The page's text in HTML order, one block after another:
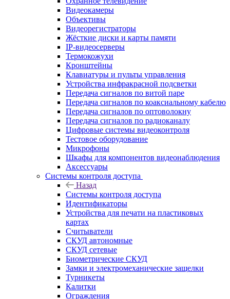
Видеокамеры
Объективы
Видеорегистраторы
Жёсткие диски и карты памяти
IP-видеосерверы
Термокожухи
Кронштейны
Клавиатуры и пульты управления
Устройства инфракрасной подсветки
Передача сигналов по витой паре
Передача сигналов по коаксиальному кабелю
Передача сигналов по оптоволокну
Передача сигналов по радиоканалу
Цифровые системы видеоконтроля
Тестовое оборудование
Микрофоны
Шкафы для компонентов видеонаблюдения
Аксессуары
Системы контроля доступа
Назад
Системы контроля доступа
Идентификаторы
Устройства для печати на пластиковых
картах
Считыватели
СКУД автономные
СКУД сетевые
Биометрические СКУД
Замки и электромеханические защелки
Турникеты
Калитки
Ограждения